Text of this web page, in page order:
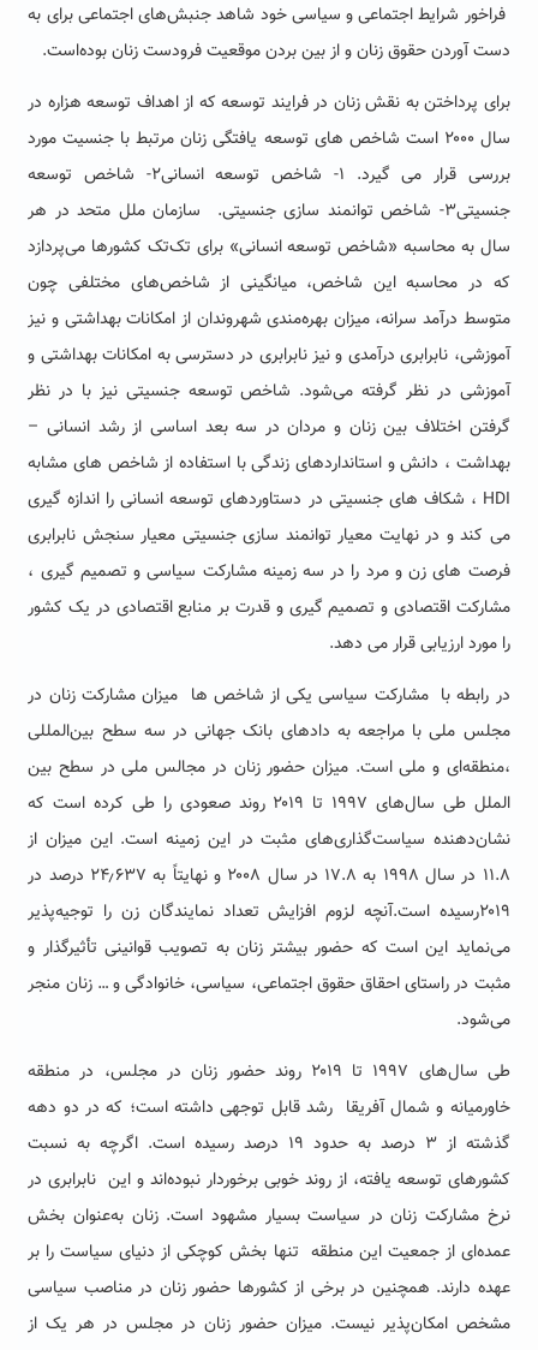
فراخور شرایط اجتماعی و سیاسی خود شاهد جنبش‌های اجتماعی برای به
دست آوردن حقوق زنان و از بین بردن موقعیت فرودست زنان بوده‌است.
برای پرداختن به نقش زنان در فرایند توسعه که از اهداف توسعه هزاره در
سال ۲۰۰۰ است شاخص های توسعه یافتگی زنان مرتبط با جنسیت مورد
بررسی قرار می گیرد. ۱- شاخص توسعه انسانی۲- شاخص توسعه
جنسیتی۳- شاخص توانمند سازی جنسیتی. سازمان ملل متحد در هر
سال به محاسبه «شاخص توسعه انسانی» برای تک‌تک کشورها می‌پردازد
که در محاسبه این شاخص، میانگینی از شاخص‌های مختلفی چون
متوسط درآمد سرانه، میزان بهره‌مندی شهروندان از امکانات بهداشتی و نیز
آموزشی، نابرابری درآمدی و نیز نابرابری در دسترسی به امکانات بهداشتی و
آموزشی در نظر گرفته می‌شود. شاخص‌ توسعه جنسیتی نیز با در نظر
گرفتن اختلاف بین زنان و مردان در سه بعد اساسی از رشد انسانی –
بهداشت ، دانش و استانداردهای زندگی با استفاده از شاخص های مشابه
HDI ، شکاف های جنسیتی در دستاوردهای توسعه انسانی را اندازه گیری
می کند و در نهایت معیار توانمند سازی جنسیتی معیار سنجش نابرابری
فرصت های زن و مرد را در سه زمینه مشارکت سیاسی و تصمیم گیری ،
مشارکت اقتصادی و تصمیم گیری و قدرت بر منابع اقتصادی در یک کشور
را مورد ارزیابی قرار می دهد.
در رابطه با مشارکت سیاسی یکی از شاخص ها میزان مشارکت زنان در
مجلس ملی با مراجعه به دادهای بانک جهانی در سه سطح بین‌المللی
،منطقه‌ای و ملی است. میزان حضور زنان در مجالس ملی در سطح بین
الملل طی سال‌های ۱۹۹۷ تا ۲۰۱۹ روند صعودی را طی کرده است که
نشان‌دهنده سیاست‌گذاری‌های مثبت در این زمینه است. این میزان از
۱۱.۸ در سال ۱۹۹۸ به ۱۷.۸ در سال ۲۰۰۸ و نهایتاً به ۲۴٫۶۳۷ درصد در
۲۰۱۹رسیده است.آنچه لزوم افزایش تعداد نمایندگان زن را توجیه‌پذیر
می‌نماید این است که حضور بیشتر زنان به تصویب قوانینی تأثیرگذار و
مثبت در راستای احقاق حقوق اجتماعی، سیاسی، خانوادگی و … زنان منجر
می‌شود.
طی سال‌های ۱۹۹۷ تا ۲۰۱۹ روند حضور زنان در مجلس، در منطقه
خاورمیانه و شمال آفریقا رشد قابل توجهی داشته است؛ که در دو دهه
گذشته از ۳ درصد به حدود ۱۹ درصد رسیده است. اگرچه به نسبت
کشورهای توسعه یافته، از روند خوبی برخوردار نبوده‌اند و این نابرابری در
نرخ مشارکت زنان در سیاست بسیار مشهود است. زنان به‌عنوان بخش
عمده‌ای از جمعیت این منطقه تنها بخش کوچکی از دنیای سیاست را بر
عهده دارند. همچنین در برخی از کشورها حضور زنان در مناصب سیاسی
مشخص امکان‌پذیر نیست. میزان حضور زنان در مجلس در هر یک از